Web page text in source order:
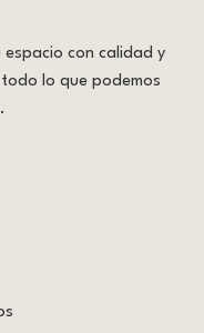
espacio con calidad y
lo que podemos